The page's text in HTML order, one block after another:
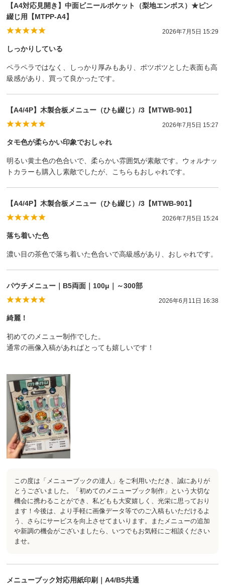
【A4対応見開き】中面ビニールポケット（梨地エンボス）★ピン
綴じ用【MTPP-A4】
2026年7月5日 15:29
しっかりしている
ペラペラではなく、しっかり厚みもあり、ポツポツとした表面も高
級感があり、買って良かったです。
【A4/4P】木製合板メニュー（ひも綴じ）/3【MTWB-901】
2026年7月5日 15:27
タモ色が柔らかい印象でおしゃれ
明るい黄土色の色合いで、柔らかい雰囲気が素敵です。ウォルナッ
トカラーも購入し素敵でしたが、こちらもおしゃれです。
【A4/4P】木製合板メニュー（ひも綴じ）/3【MTWB-901】
2026年7月5日 15:24
落ち着いた色
濃い目の茶色で落ち着いた色合いで高級感があり、おしゃれです。
パウチメニュー｜B5両面｜100μ｜～300部
2026年6月11日 16:38
綺麗！
初めてのメニュー制作でした。
通常の画像入稿があればとっても嬉しいです！
この度は「メニューブックの達人」をご利用いただき、誠にありが
とうございました。「初めてのメニューブック制作」という大切な
機会に携わることができ、私どもも大変嬉しく、光栄に思っており
ます！今後は、より手軽に画像データ等でのご入稿もいただけるよ
う、さらにサービスを向上させてまいります。またメニューの追加
や新調の機会がございましたら、いつでもお気軽にご相談ください
ませ。
メニューブック対応用紙印刷｜A4/B5共通